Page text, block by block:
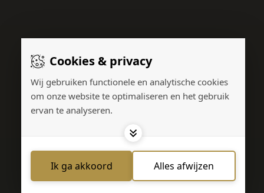
Cookies & privacy
Wij gebruiken functionele en analytische cookies
om onze website te optimaliseren en het gebruik
ervan te analyseren.
Ik ga akkoord Alles afwijzen
Sponsorreport © 2026
Gerealiseerd door:
Adverteren
Privacy Policy
Cookies instellen